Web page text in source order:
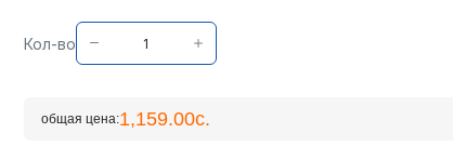
Кол-во
общая цена:1,159.00с.